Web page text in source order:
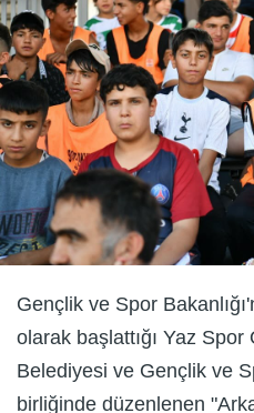
Gençlik ve Spor
olarak başlattığı Yaz Spor
Belediyesi ve Gençlik ve
birliğinde düzenlenen